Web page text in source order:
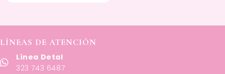
LÍNEAS DE ATENCIÓN
Línea Detal
323 743 6487